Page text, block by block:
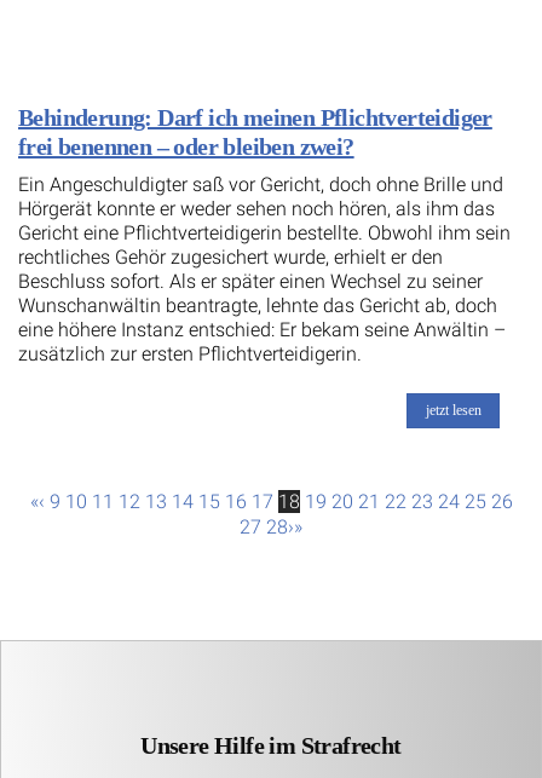
Behinderung: Darf ich meinen Pflichtverteidiger
frei benennen – oder bleiben zwei?
Ein Angeschuldigter saß vor Gericht, doch ohne Brille und
Hörgerät konnte er weder sehen noch hören, als ihm das
Gericht eine Pflichtverteidigerin bestellte. Obwohl ihm sein
rechtliches Gehör zugesichert wurde, erhielt er den
Beschluss sofort. Als er später einen Wechsel zu seiner
Wunschanwältin beantragte, lehnte das Gericht ab, doch
eine höhere Instanz entschied: Er bekam seine Anwältin –
zusätzlich zur ersten Pflichtverteidigerin.
jetzt lesen
«‹ 9 10 11 12 13 14 15 16 17 18 19 20 21 22 23 24 25 26
27 28›»
Unsere Hilfe im Strafrecht